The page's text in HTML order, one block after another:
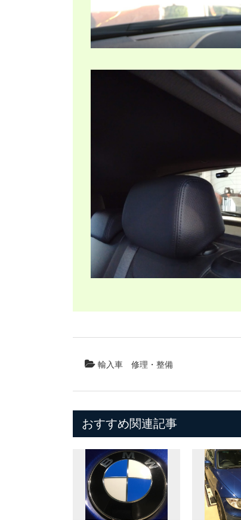
輸入車 修理・整備
おすすめ関連記事